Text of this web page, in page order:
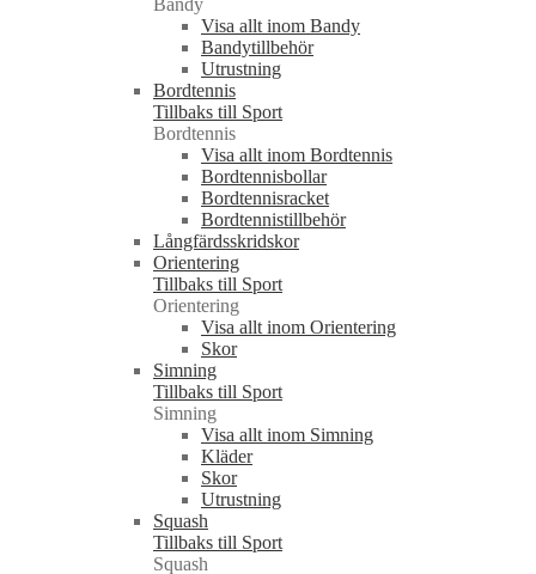
Bandy
Visa allt inom Bandy
Bandytillbehör
Utrustning
Bordtennis
Tillbaks till Sport
Bordtennis
Visa allt inom Bordtennis
Bordtennisbollar
Bordtennisracket
Bordtennistillbehör
Långfärdsskridskor
Orientering
Tillbaks till Sport
Orientering
Visa allt inom Orientering
Skor
Simning
Tillbaks till Sport
Simning
Visa allt inom Simning
Kläder
Skor
Utrustning
Squash
Tillbaks till Sport
Squash